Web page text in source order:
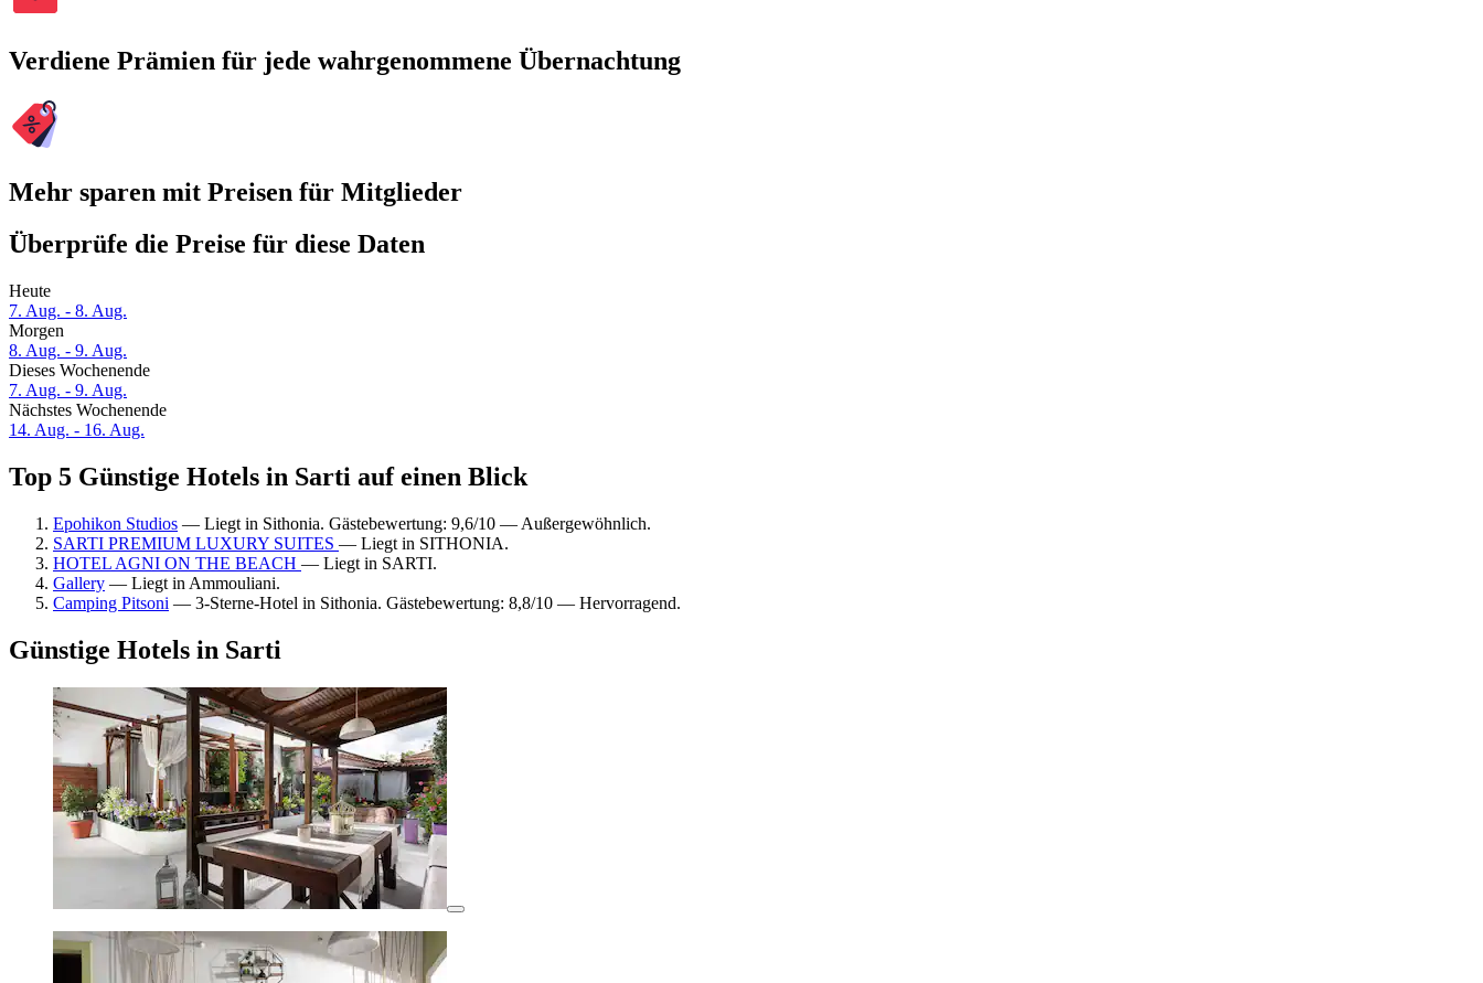
Verdiene Prämien für jede wahrgenommene Übernachtung
Mehr sparen mit Preisen für Mitglieder
Überprüfe die Preise für diese Daten
Heute
7. Aug. - 8. Aug.
Morgen
8. Aug. - 9. Aug.
Dieses Wochenende
7. Aug. - 9. Aug.
Nächstes Wochenende
14. Aug. - 16. Aug.
Top 5 Günstige Hotels in Sarti auf einen Blick
Epohikon Studios — Liegt in Sithonia. Gästebewertung: 9,6/10 — Außergewöhnlich.
SARTI PREMIUM LUXURY SUITES — Liegt in SITHONIA.
HOTEL AGNI ON THE BEACH — Liegt in SARTI.
Gallery — Liegt in Ammouliani.
Camping Pitsoni — 3-Sterne-Hotel in Sithonia. Gästebewertung: 8,8/10 — Hervorragend.
Günstige Hotels in Sarti